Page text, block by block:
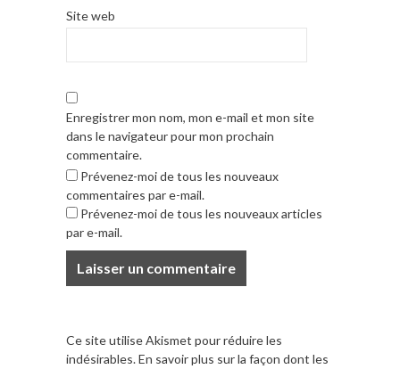
Site web
Enregistrer mon nom, mon e-mail et mon site
dans le navigateur pour mon prochain
commentaire.
Prévenez-moi de tous les nouveaux
commentaires par e-mail.
Prévenez-moi de tous les nouveaux articles
par e-mail.
Ce site utilise Akismet pour réduire les
indésirables.En savoir plus sur la façon dont les